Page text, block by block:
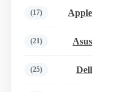
Apple
(17)
Asus
(21)
Dell
(25)